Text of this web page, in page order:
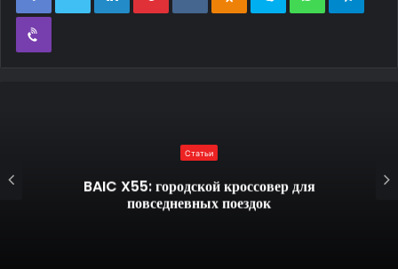
Viber
Статьи
BAIC X55: городской кроссовер для
повседневных поездок